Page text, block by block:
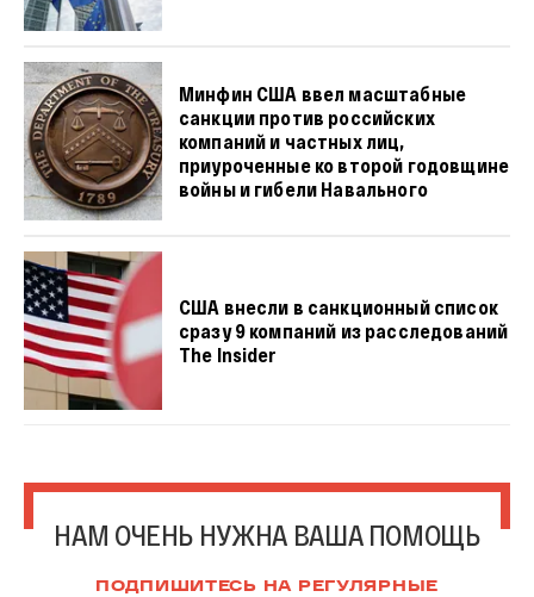
Минфин США ввел масштабные
санкции против российских
компаний и частных лиц,
приуроченные ко второй годовщине
войны и гибели Навального
США внесли в санкционный список
сразу 9 компаний из расследований
The Insider
НАМ ОЧЕНЬ НУЖНА ВАША ПОМОЩЬ
ПОДПИШИТЕСЬ НА РЕГУЛЯРНЫЕ